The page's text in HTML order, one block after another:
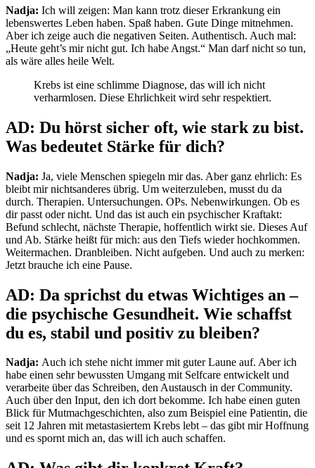
Nadja: Ich will zeigen: Man kann trotz dieser Erkrankung ein
lebenswertes Leben haben. Spaß haben. Gute Dinge mitnehmen.
Aber ich zeige auch die negativen Seiten. Authentisch. Auch mal:
„Heute geht’s mir nicht gut. Ich habe Angst.“ Man darf nicht so tun,
als wäre alles heile Welt.
Krebs ist eine schlimme Diagnose, das will ich nicht
verharmlosen. Diese Ehrlichkeit wird sehr respektiert.
AD: Du hörst sicher oft, wie stark zu bist.
Was bedeutet Stärke für dich?
Nadja: Ja, viele Menschen spiegeln mir das. Aber ganz ehrlich: Es
bleibt mir nichtsanderes übrig. Um weiterzuleben, musst du da
durch. Therapien. Untersuchungen. OPs. Nebenwirkungen. Ob es
dir passt oder nicht. Und das ist auch ein psychischer Kraftakt:
Befund schlecht, nächste Therapie, hoffentlich wirkt sie. Dieses Auf
und Ab. Stärke heißt für mich: aus den Tiefs wieder hochkommen.
Weitermachen. Dranbleiben. Nicht aufgeben. Und auch zu merken:
Jetzt brauche ich eine Pause.
AD: Da sprichst du etwas Wichtiges an –
die psychische Gesundheit. Wie schaffst
du es, stabil und positiv zu bleiben?
Nadja: Auch ich stehe nicht immer mit guter Laune auf. Aber ich
habe einen sehr bewussten Umgang mit Selfcare entwickelt und
verarbeite über das Schreiben, den Austausch in der Community.
Auch über den Input, den ich dort bekomme. Ich habe einen guten
Blick für Mutmachgeschichten, also zum Beispiel eine Patientin, die
seit 12 Jahren mit metastasiertem Krebs lebt – das gibt mir Hoffnung
und es spornt mich an, das will ich auch schaffen.